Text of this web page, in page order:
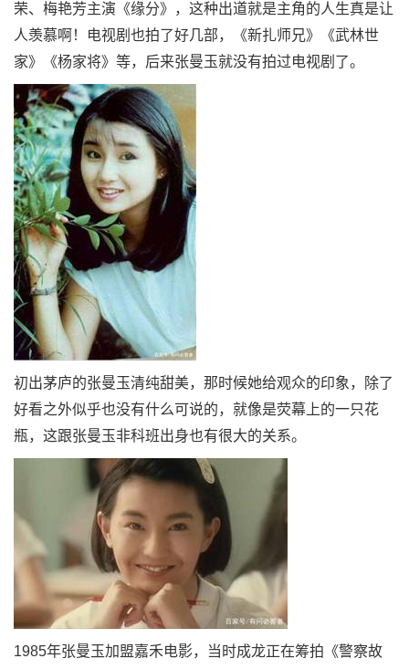
荣、梅艳芳主演《缘分》，这种出道就是主角的人生真是让
人羡慕啊！电视剧也拍了好几部，《新扎师兄》《武林世
家》《杨家将》等，后来张曼玉就没有拍过电视剧了。
初出茅庐的张曼玉清纯甜美，那时候她给观众的印象，除了
好看之外似乎也没有什么可说的，就像是荧幕上的一只花
瓶，这跟张曼玉非科班出身也有很大的关系。
1985年张曼玉加盟嘉禾电影，当时成龙正在筹拍《警察故